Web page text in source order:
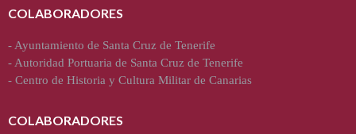
COLABORADORES
- Ayuntamiento de Santa Cruz de Tenerife
- Autoridad Portuaria de Santa Cruz de Tenerife
- Centro de Historia y Cultura Militar de Canarias
COLABORADORES